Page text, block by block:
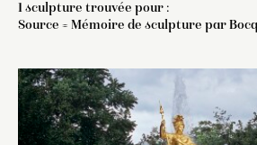
1 sculpture trouvée pour :
Source = Mémoire de sculpture par